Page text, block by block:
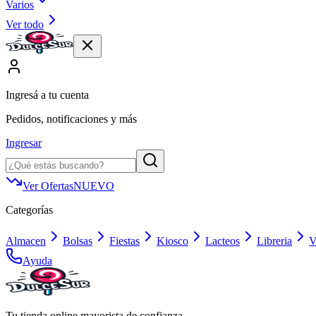
Varios
Ver todo
Ingresá a tu cuenta
Pedidos, notificaciones y más
Ingresar
Ver OfertasNUEVO
Categorías
Almacen Bolsas Fiestas Kiosco Lacteos Libreria
Ayuda